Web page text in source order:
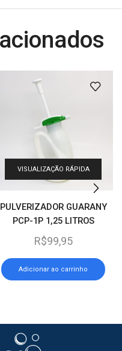
VISUALIZAÇÃO RÁPIDA
PULVERIZADOR GUARANY
PCP-1P 1,25 LITROS
R$99,95
Adicionar ao carrinho